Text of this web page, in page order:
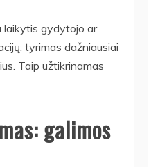
gydytojo ar
tyrimas dažniausiai
Taip užtikrinamas
galimos